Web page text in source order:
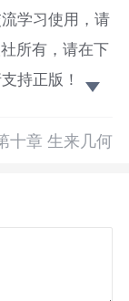
学习使用，请
所有，请在下
持正版！ 有
那么得到它
十章 生来几何